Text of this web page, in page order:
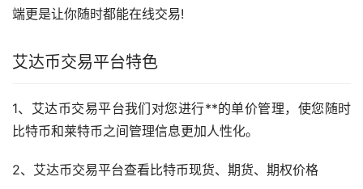
端更是让你随时都能在线交易!
艾达币交易平台特色
1、艾达币交易平台我们对您进行**的单价管理，使您随时
比特币和莱特币之间管理信息更加人性化。
2、艾达币交易平台查看比特币现货、期货、期权价格